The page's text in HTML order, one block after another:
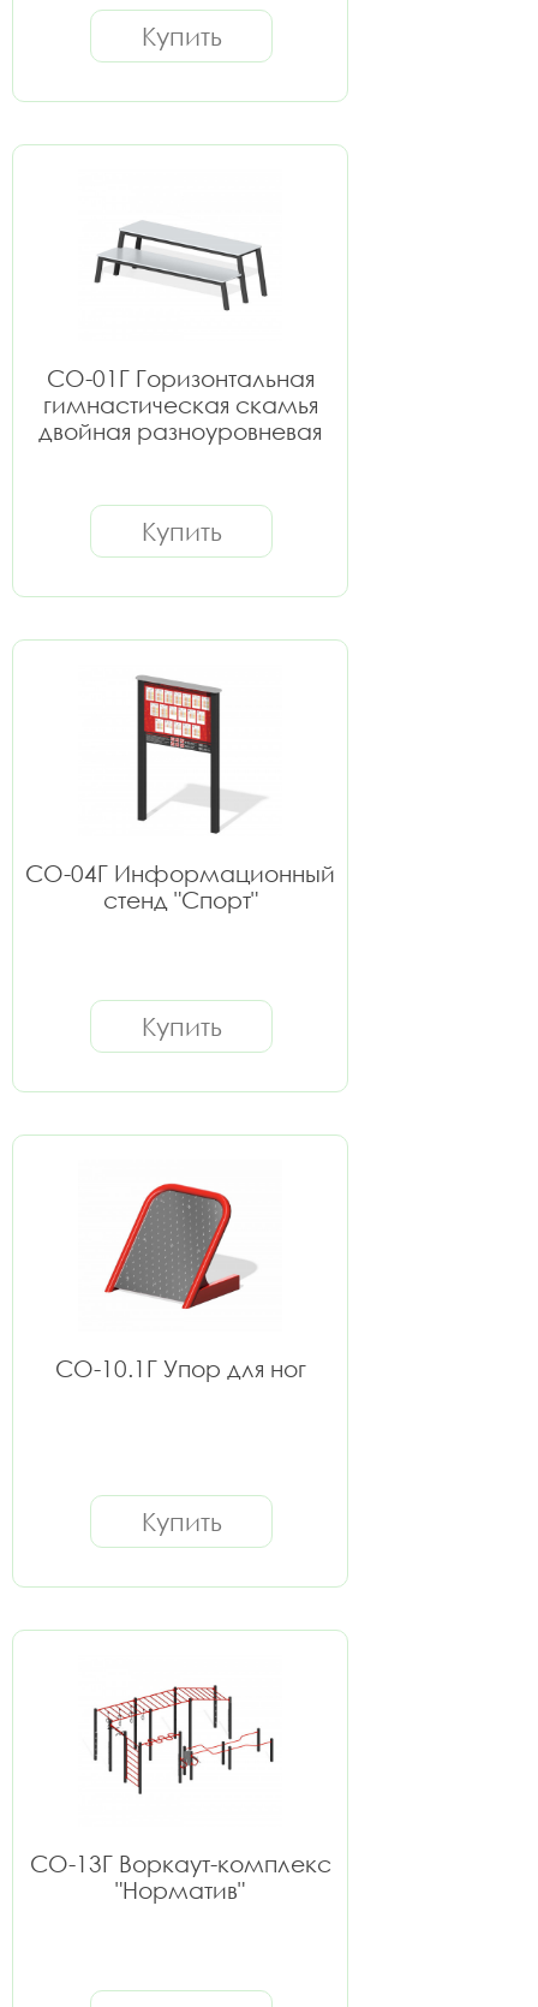
перекладине»
Купить
СО-01Г Горизонтальная
гимнастическая скамья
двойная разноуровневая
Купить
СО-04Г Информационный
стенд "Спорт"
Купить
СО-10.1Г Упор для ног
Купить
СО-13Г Воркаут-комплекс
"Норматив"